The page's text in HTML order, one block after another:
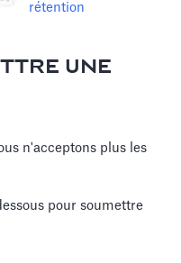
rétention
UNE
n'acceptons plus les
pour soumettre